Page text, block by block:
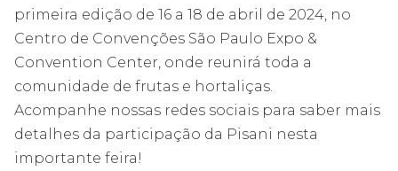
primeira edição de 16 a 18 de abril de 2024, no
Centro de Convenções São Paulo Expo &
Convention Center, onde reunirá toda a
comunidade de frutas e hortaliças.
Acompanhe nossas redes sociais para saber mais
detalhes da participação da Pisani nesta
importante feira!